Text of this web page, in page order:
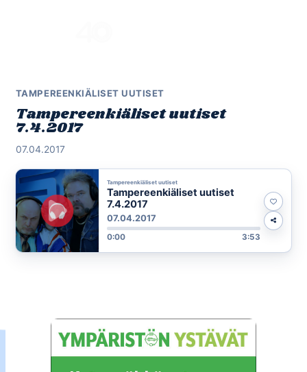
TAMPEREENKIÄLISET UUTISET
Tampereenkiäliset uutiset
7.4.2017
07.04.2017
Tampereenkiäliset uutiset
Tampereenkiäliset uutiset
7.4.2017
07.04.2017
0:00 3:53